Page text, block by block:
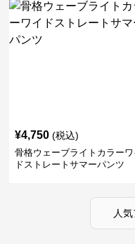
¥4,750 (税込)
骨格ウェーブライトカラーワ
ドストレートサマーパンツ
人